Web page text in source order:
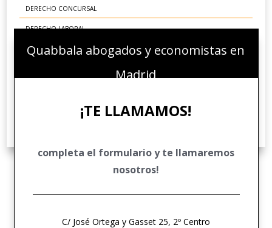
DERECHO CONCURSAL
DERECHO LABORAL
DERECHO ADMINISTRATIVO
DERECHO FINANCIERO Y TRIBUTARIO
DERECHO COMUNITARIO EUROPEO E INTERNACIONAL
Quabbala abogados y economistas en
Madrid
¡TE LLAMAMOS!
completa el formulario y te llamaremos
nosotros!
C/ José Ortega y Gasset 25, 2º Centro